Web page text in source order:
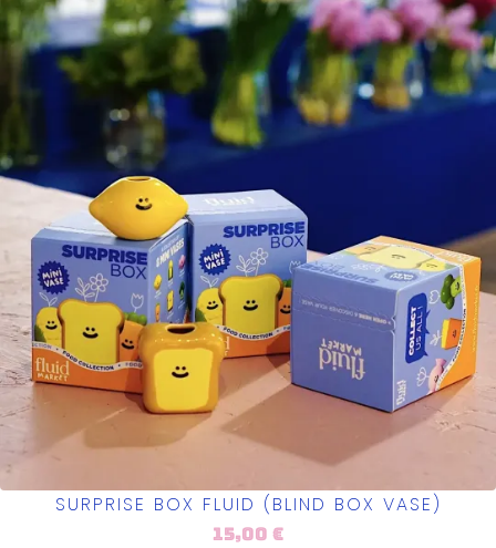
SURPRISE BOX FLUID (BLIND BOX VASE)
15,00 €